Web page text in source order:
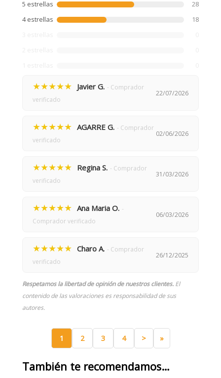
5 estrellas
28
4 estrellas
18
★★★★★ Javier G. - Comprador
verificado
22/07/2026
★★★★★ AGARRE G. - Comprador
verificado
02/06/2026
★★★★★ Regina S. - Comprador
verificado
31/03/2026
★★★★★ Ana Maria O. -
Comprador verificado
06/03/2026
★★★★★ Charo A. - Comprador
verificado
26/12/2025
Respetamos la libertad de opinión de nuestros clientes. El
contenido de las valoraciones es responsabilidad de sus
autores.
1 2 3 4 > »
También te recomendamos…